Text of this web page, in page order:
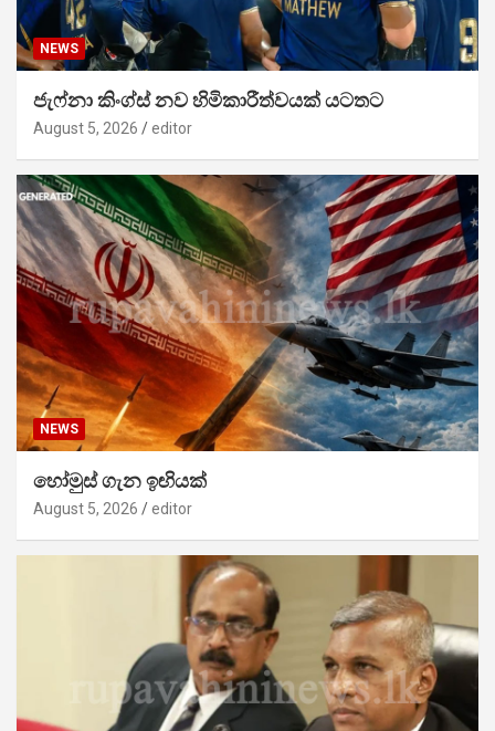
NEWS
ජැෆ්නා කිංග්ස් නව හිමිකාරීත්වයක් යටතට
August 5, 2026 editor
NEWS
හෝමුස් ගැන ඉඟියක්
August 5, 2026 editor